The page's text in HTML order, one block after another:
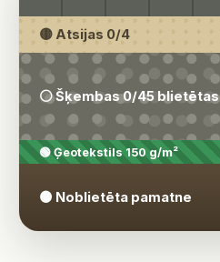
🟡 Atsijas 0/4
⚪ Šķembas 0/45 blietētas
🟢 Ģeotekstils 150 g/m²
🟤 Noblietēta pamatne